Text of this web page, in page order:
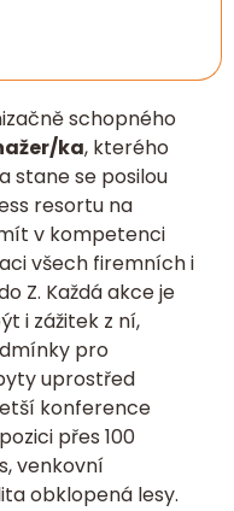
schopného
ka, kterého
stane se posilou
resortu na
v kompetenci
všech firemních i
Z. Každá akce je
i zážitek z ní,
pro
uprostřed
konference
přes 100
venkovní
obklopená lesy.